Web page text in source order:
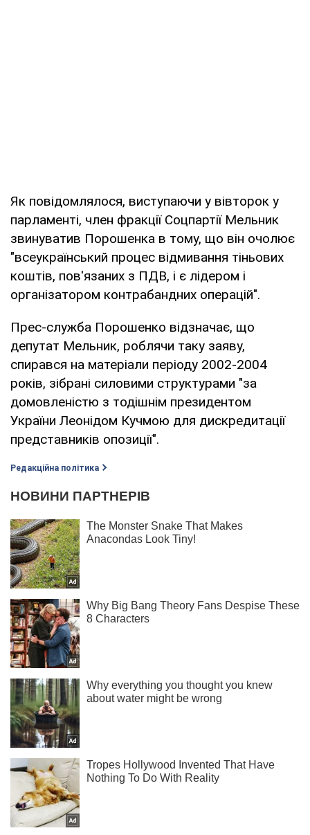
Як повідомлялося, виступаючи у вівторок у
парламенті, член фракції Соцпартії Мельник
звинуватив Порошенка в тому, що він очолює
"всеукраїнський процес відмивання тіньових
коштів, пов'язаних з ПДВ, і є лідером і
організатором контрабандних операцій".
Прес-служба Порошенко відзначає, що
депутат Мельник, роблячи таку заяву,
спирався на матеріали періоду 2002-2004
років, зібрані силовими структурами "за
домовленістю з тодішнім президентом
України Леонідом Кучмою для дискредитації
представників опозиції".
Редакційна політика